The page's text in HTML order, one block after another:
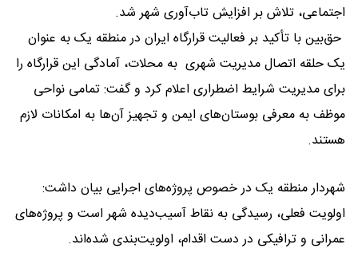
اجتماعی، تلاش بر افزایش تاب‌آوری شهر شد.
حق‌بین با تأکید بر فعالیت قرارگاه ایران در منطقه یک به عنوان
یک حلقه اتصال مدیریت شهری به محلات، آمادگی این قرارگاه را
برای مدیریت شرایط اضطراری اعلام کرد و گفت: تمامی نواحی
موظف به معرفی بوستان‌های ایمن و تجهیز آن‌ها به امکانات لازم
هستند.
شهردار منطقه یک در خصوص پروژه‌های اجرایی بیان داشت:
اولویت فعلی، رسیدگی به نقاط آسیب‌دیده شهر است و پروژه‌های
عمرانی و ترافیکی در دست اقدام، اولویت‌بندی شده‌اند.